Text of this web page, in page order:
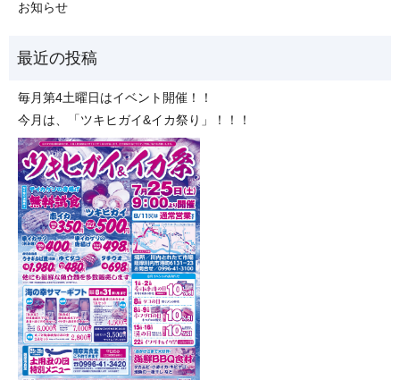
お知らせ
毎月第4土曜日はイベント開催！！
今月は、「ツキヒガイ&イカ祭り」！！！